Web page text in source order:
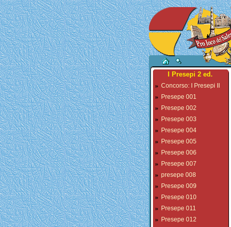
I Presepi 2 ed.
» Concorso: I Presepi II
» Presepe 001
» Presepe 002
» Presepe 003
» Presepe 004
» Presepe 005
» Presepe 006
» Presepe 007
» presepe 008
» Presepe 009
» Presepe 010
» Presepe 011
» Presepe 012